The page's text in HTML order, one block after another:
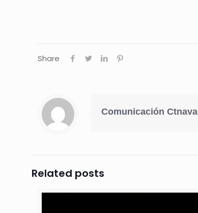
Share
Comunicación Ctnaval
Related posts